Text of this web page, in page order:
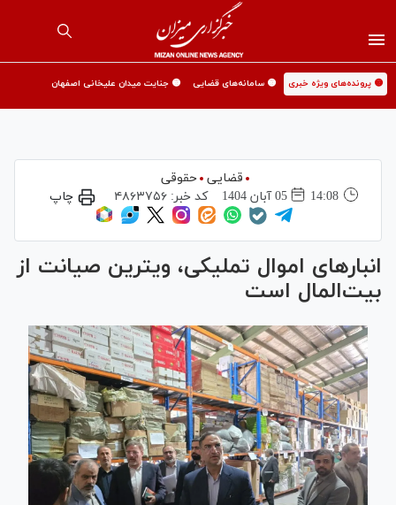
🟡 پرونده‌های ویژه خبری 🟡 سامانه‌های قضایی 🟡 جنایت میدان علیخانی اصفهان
قضایی حقوقی
14:08
05 آبان 1404 کد خبر:۴۸۶۳۷۵۶ چاپ
انبار‌های اموال تملیکی، ویترین صیانت از
بیت‌المال است